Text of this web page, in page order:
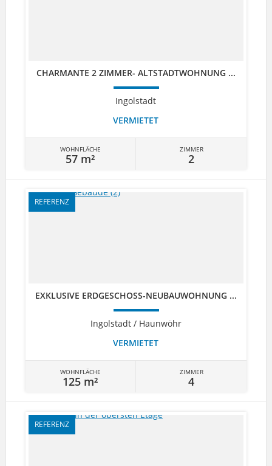
CHARMANTE 2 ZIMMER- ALTSTADTWOHNUNG ...
Ingolstadt
VERMIETET
WOHNFLÄCHE
57 m²
ZIMMER
2
REFERENZ
EXKLUSIVE ERDGESCHOSS-NEUBAUWOHNUNG ...
Ingolstadt / Haunwöhr
VERMIETET
WOHNFLÄCHE
125 m²
ZIMMER
4
REFERENZ